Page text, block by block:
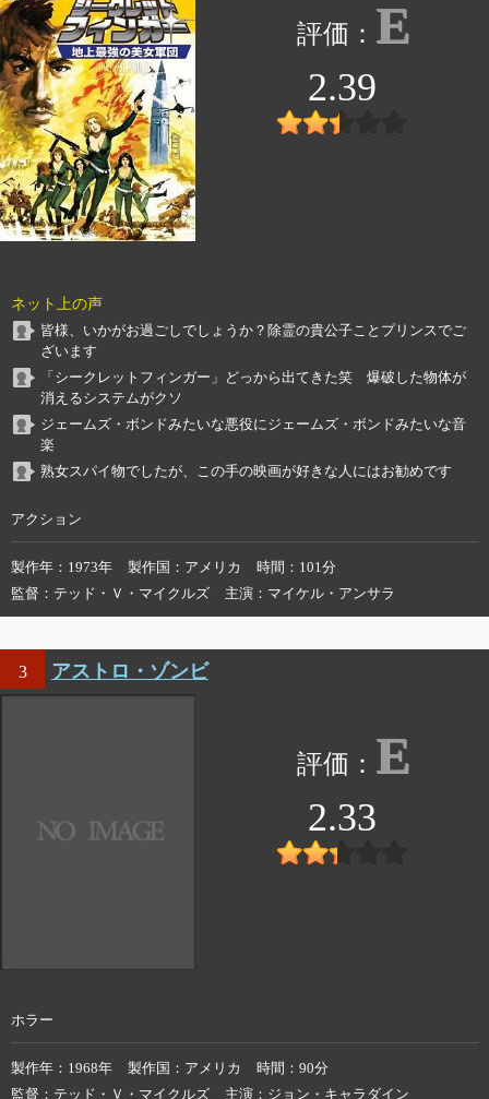
E
2.39
ネット上の声
皆様、いかがお過ごしでしょうか？除霊の貴公子ことプリンスでご
ざいます
「シークレットフィンガー」どっから出てきた笑 爆破した物体が
消えるシステムがクソ
ジェームズ・ボンドみたいな悪役にジェームズ・ボンドみたいな音
楽
熟女スパイ物でしたが、この手の映画が好きな人にはお勧めです
アクション
製作年 1973年 製作国 アメリカ 時間
101分
監督
テッド・Ｖ・マイクルズ 主演 マイケル・アンサラ
3 アストロ・ゾンビ
E
2.33
ホラー
製作年 1968年 製作国 アメリカ 時間
90分
監督
テッド・Ｖ・マイクルズ 主演 ジョン・キャラダイン